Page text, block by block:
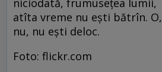
niciodată, frumusețea lumii,
atîta vreme nu ești bătrîn. O,
nu, nu ești deloc.
Foto: flickr.com